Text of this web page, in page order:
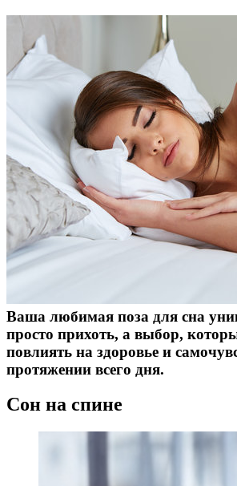
Ваша любимая поза для сна
просто прихоть, а выбор,
повлиять на здоровье и
протяжении всего дня.
Сон на спине